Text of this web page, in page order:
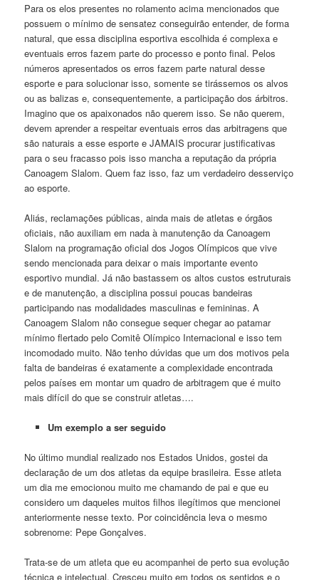
Para os elos presentes no rolamento acima mencionados que
possuem o mínimo de sensatez conseguirão entender, de forma
natural, que essa disciplina esportiva escolhida é complexa e
eventuais erros fazem parte do processo e ponto final. Pelos
números apresentados os erros fazem parte natural desse
esporte e para solucionar isso, somente se tirássemos os alvos
ou as balizas e, consequentemente, a participação dos árbitros.
Imagino que os apaixonados não querem isso. Se não querem,
devem aprender a respeitar eventuais erros das arbitragens que
são naturais a esse esporte e JAMAIS procurar justificativas
para o seu fracasso pois isso mancha a reputação da própria
Canoagem Slalom. Quem faz isso, faz um verdadeiro desserviço
ao esporte.
Aliás, reclamações públicas, ainda mais de atletas e órgãos
oficiais, não auxiliam em nada à manutenção da Canoagem
Slalom na programação oficial dos Jogos Olímpicos que vive
sendo mencionada para deixar o mais importante evento
esportivo mundial. Já não bastassem os altos custos estruturais
e de manutenção, a disciplina possui poucas bandeiras
participando nas modalidades masculinas e femininas. A
Canoagem Slalom não consegue sequer chegar ao patamar
mínimo flertado pelo Comitê Olímpico Internacional e isso tem
incomodado muito. Não tenho dúvidas que um dos motivos pela
falta de bandeiras é exatamente a complexidade encontrada
pelos países em montar um quadro de arbitragem que é muito
mais difícil do que se construir atletas….
Um exemplo a ser seguido
No último mundial realizado nos Estados Unidos, gostei da
declaração de um dos atletas da equipe brasileira. Esse atleta
um dia me emocionou muito me chamando de pai e que eu
considero um daqueles muitos filhos ilegítimos que mencionei
anteriormente nesse texto. Por coincidência leva o mesmo
sobrenome: Pepe Gonçalves.
Trata-se de um atleta que eu acompanhei de perto sua evolução
técnica e intelectual. Cresceu muito em todos os sentidos e o